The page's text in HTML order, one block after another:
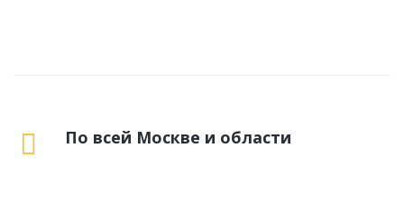
По всей Москве и области